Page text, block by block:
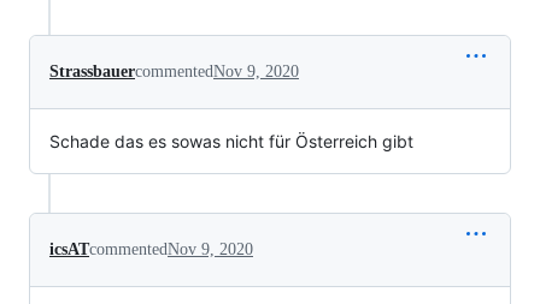
StrassbauercommentedNov 9, 2020
Schade das es sowas nicht für Österreich gibt
icsATcommentedNov 9, 2020